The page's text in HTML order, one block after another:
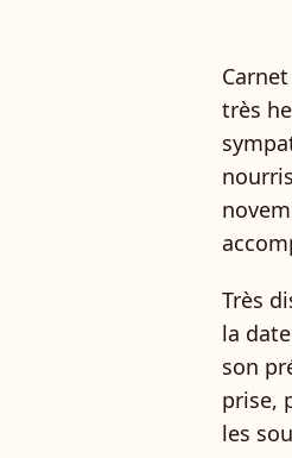
très
Très
la
son
prise,
les